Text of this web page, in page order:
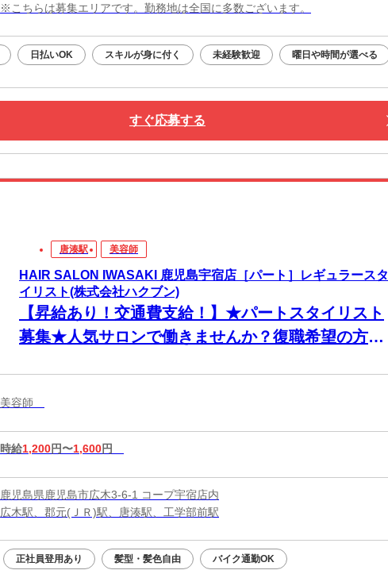
※こちらは募集エリアです。勤務地は全国に多数ございます。
日払いOK スキルが身に付く 未経験歓迎 曜日や時間が選べる
すぐ応募する
唐湊駅 美容師
HAIR SALON IWASAKI 鹿児島宇宿店［パート］レギュラースタ
イリスト(株式会社ハクブン)
【昇給あり！交通費支給！】★パートスタイリスト
募集★人気サロンで働きませんか？復職希望の方大
美容師
時給1,200円〜1,600円
鹿児島県鹿児島市広木3-6-1 コープ宇宿店内
広木駅、郡元(ＪＲ)駅、唐湊駅、工学部前駅
正社員登用あり 髪型・髪色自由 バイク通勤OK